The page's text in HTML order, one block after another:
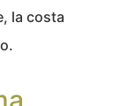
la costa